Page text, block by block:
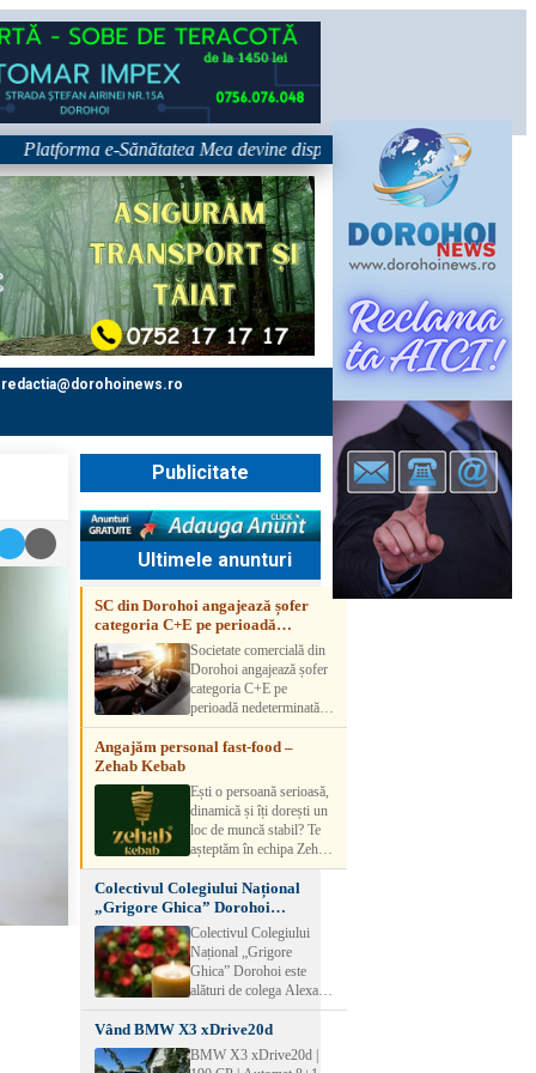
e-Sănătatea Mea devine disponibilă pe 1 septembrie:
redactia@dorohoinews.ro
Publicitate
Ultimele anunturi
SC din Dorohoi angajează șofer
categoria C+E pe perioadă
nedeterminatăSocietate comercială din
Dorohoi angajează șofer
categoria C+E pe
perioadă nedeterminată.
Candidatul trebuie să
aibă experiență și atestat
detalii, vă rog să sunați la
numărul de telefon.
Angajăm personal fast-food –
Zehab Kebab
Ești o persoană serioasă,
dinamică și îți dorești un
loc de muncă stabil? Te
așteptăm în echipa Zehab
Kebab! Posturi
disponibile: -
SHAORMAR AJUTOR
BUCATAR 2/posturi -
LUCRATOR
COMERCIAL
VANZATOR /2 posturi
muncă Program flexibil
Salariu motivant, în
funcție de experienț
Colectivul Colegiului Național
„Grigore Ghica” Dorohoi
transmite sincere condoleanțe
Colectivul Colegiului
Național „Grigore
Ghica” Dorohoi este
alături de colega Alexa
Lăcrămioara la trecerea în
neființă a soțului și
transmite sincere
condoleanțe familiei.
Vând BMW X3 xDrive20d
BMW X3 xDrive20d |